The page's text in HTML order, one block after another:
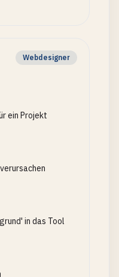
Webdesigner
ein Projekt
in das Tool